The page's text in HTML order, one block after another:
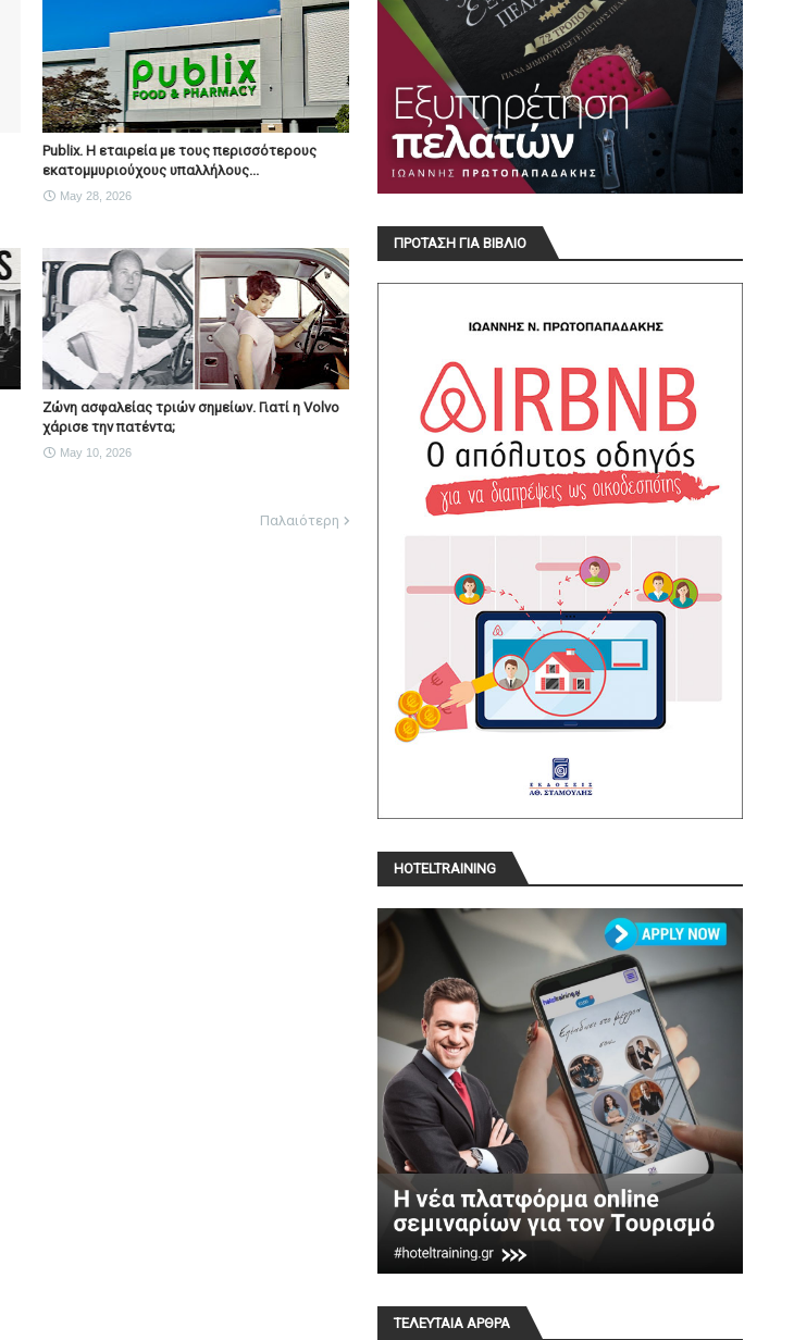
Publix. Η εταιρεία με τους περισσότερους
εκατομμυριούχους υπαλλήλους...
May 28, 2026
Ζώνη ασφαλείας τριών σημείων. Γιατί η Volvo
χάρισε την πατέντα;
May 10, 2026
Παλαιότερη
ΠΡΟΤΑΣΗ ΓΙΑ ΒΙΒΛΙΟ
HOTELTRAINING
ΤΕΛΕΥΤΑΙΑ ΑΡΘΡΑ